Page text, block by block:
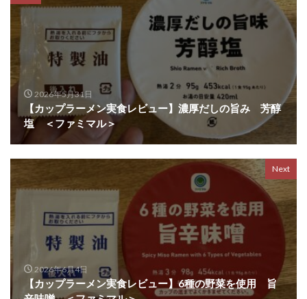
2026年5月31日
【カップラーメン実食レビュー】濃厚だしの旨み 芳醇
塩 ＜ファミマル＞
Next
2026年6月4日
【カップラーメン実食レビュー】6種の野菜を使用 旨